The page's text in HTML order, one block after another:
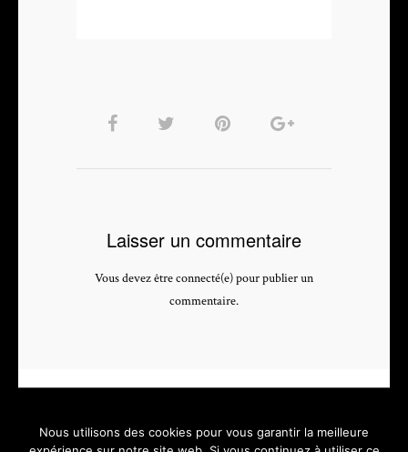
Laisser un commentaire
Vous devez être connecté(e) pour publier un
commentaire.
Nous utilisons des cookies pour vous garantir la meilleure